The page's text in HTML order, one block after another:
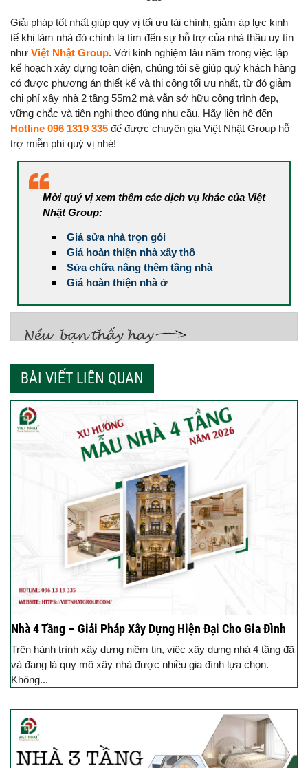
Giải pháp tốt nhất giúp quý vị tối ưu tài chính, giảm áp lực kinh
tế khi làm nhà đó chính là tìm đến sự hỗ trợ của nhà thầu uy tín
như Việt Nhật Group. Với kinh nghiệm lâu năm trong việc lập
kế hoạch xây dựng toàn diện, chúng tôi sẽ giúp quý khách hàng
có được phương án thiết kế và thi công tối ưu nhất, từ đó giảm
chi phí xây nhà 2 tầng 55m2 mà vẫn sở hữu công trình đẹp,
vững chắc và tiện nghi theo đúng nhu cầu. Hãy liên hệ đến
Hotline 096 1319 335 để được chuyên gia Việt Nhật Group hỗ
trợ miễn phí quý vị nhé!
Mời quý vị xem thêm các dịch vụ khác của Việt
Nhật Group:
Giá sửa nhà trọn gói
Giá hoàn thiện nhà xây thô
Sửa chữa nâng thêm tầng nhà
Giá hoàn thiện nhà ở
BÀI VIẾT LIÊN QUAN
Nhà 4 Tầng – Giải Pháp Xây Dựng Hiện Đại Cho Gia Đình
Trên hành trình xây dựng niềm tin, việc xây dựng nhà 4 tầng đã
và đang là quy mô xây nhà được nhiều gia đình lựa chọn.
Không...